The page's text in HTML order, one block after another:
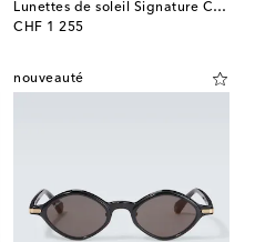
Lunettes de soleil Signature C rectangulaires
CHF 1 255
original price
nouveauté